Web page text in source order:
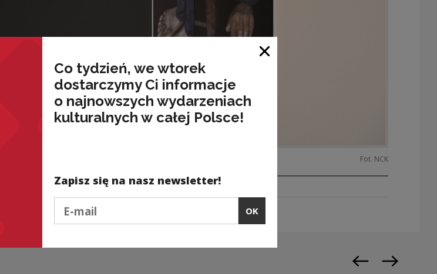
Fot. NCK
More images
Previous slide
Next slide
Co tydzień, we wtorek
dostarczymy Ci informacje
o najnowszych wydarzeniach
kulturalnych w całej Polsce!
Zapisz się na nasz newsletter!
OK